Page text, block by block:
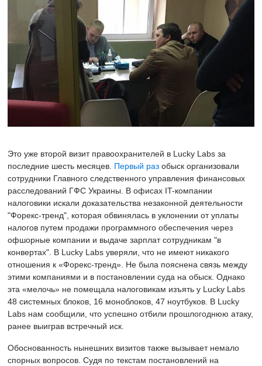
Это уже второй визит правоохранителей в Lucky Labs за
последние шесть месяцев. Первый раз обыск организовали
сотрудники Главного следственного управления финансовых
расследований ГФС Украины. В офисах IT-компании
налоговики искали доказательства незаконной деятельности
"Форекс-тренд", которая обвинялась в уклонении от уплаты
налогов путем продажи программного обеспечения через
офшорные компании и выдаче зарплат сотрудникам "в
конвертах". В Lucky Labs уверяли, что не имеют никакого
отношения к «Форекс-тренд». Не была пояснена связь между
этими компаниями и в постановлении суда на обыск. Однако
эта «мелочь» не помещала налоговикам изъять у Lucky Labs
48 системных блоков, 16 моноблоков, 47 ноутбуков. В Lucky
Labs нам сообщили, что успешно отбили прошлогоднюю атаку,
ранее выиграв встречный иск.
Обоснованность нынешних визитов также вызывает немало
спорных вопросов. Судя по текстам постановлений на